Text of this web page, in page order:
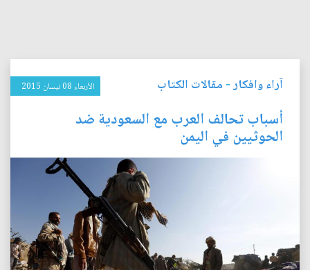
آراء وافكار- مقالات الكتاب الأربعاء 08 نيسان 2015
أسباب تحالف العرب مع السعودية ضد
الحوثيين في اليمن